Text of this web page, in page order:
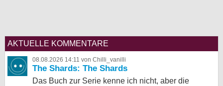
AKTUELLE KOMMENTARE
08.08.2026 14:11 von Chilli_vanilli
The Shards: The Shards
Das Buch zur Serie kenne ich nicht, aber die